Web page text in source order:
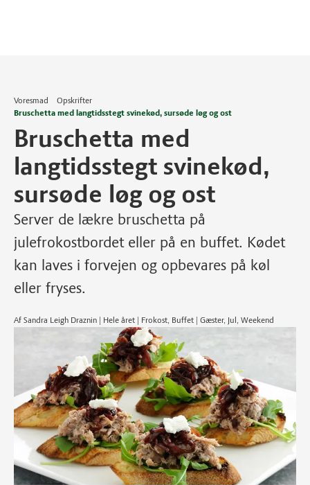
Voresmad
Opskrifter
Bruschetta med langtidsstegt svinekød, sursøde løg og ost
Bruschetta med
langtidsstegt svinekød,
sursøde løg og ost
Server de lækre bruschetta på
julefrokostbordet eller på en buffet. Kødet
kan laves i forvejen og opbevares på køl
eller fryses.
Af Sandra Leigh Draznin | Hele året | Frokost, Buffet | Gæster, Jul, Weekend